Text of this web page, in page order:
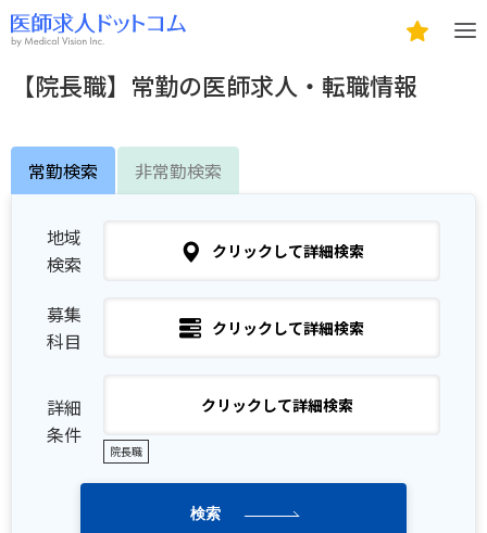
【院長職】常勤の医師求人・転職情報
常勤検索 非常勤検索
地域
検索
クリックして詳細検索
募集
科目
クリックして詳細検索
詳細
条件
クリックして詳細検索
院長職
検索